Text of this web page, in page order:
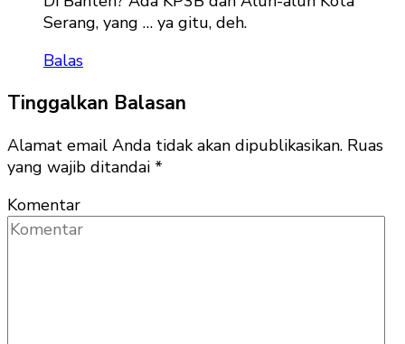
Serang, yang … ya gitu, deh.
Balas
Tinggalkan Balasan
Alamat email Anda tidak akan dipublikasikan. Ruas
yang wajib ditandai *
Komentar